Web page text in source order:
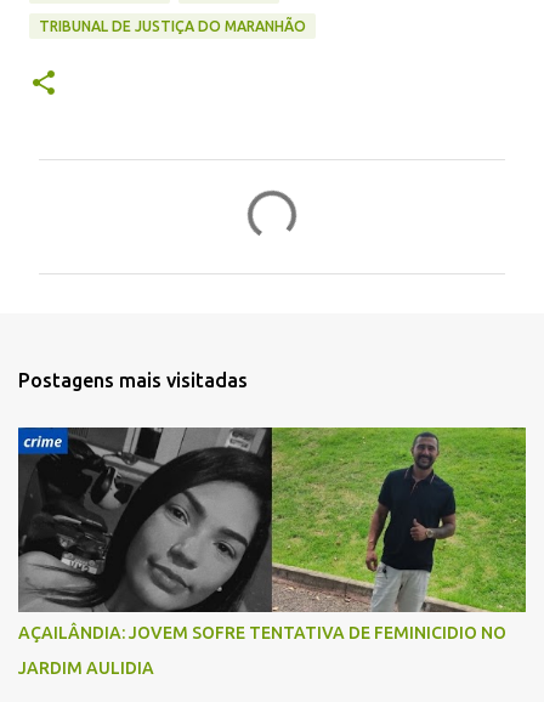
TRIBUNAL DE JUSTIÇA DO MARANHÃO
r
Postagens mais visitadas
AÇAILÂNDIA: JOVEM SOFRE TENTATIVA DE FEMINICIDIO NO
JARDIM AULIDIA